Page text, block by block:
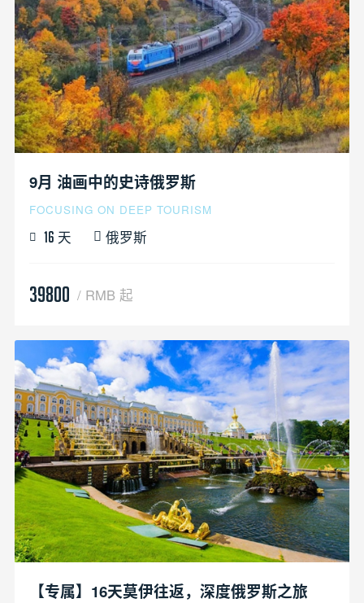
9月 油画中的史诗俄罗斯
FOCUSING ON DEEP TOURISM
16 天 俄罗斯
39800 / RMB 起
【专属】16天莫伊往返，深度俄罗斯之旅